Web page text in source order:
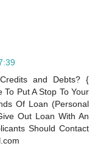
and Debts? {
Put A Stop To Your
Of Loan (Personal
Out Loan With An
Should Contact